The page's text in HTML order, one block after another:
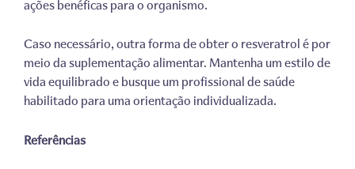
ações benéficas para o organismo.
Caso necessário, outra forma de obter o resveratrol é por
meio da suplementação alimentar. Mantenha um estilo de
vida equilibrado e busque um profissional de saúde
habilitado para uma orientação individualizada.
Referências